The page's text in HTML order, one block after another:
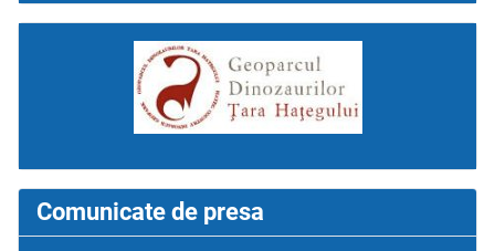
Comunicate de presa